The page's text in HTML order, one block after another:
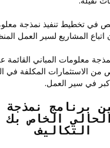
في تخطيط تنفيذ نمذجة
معلومات المباني القائمة
الاستثمارات المكلفة في
في سير العمل.
برنامج نمذجة
الخاص بك
التكاليف